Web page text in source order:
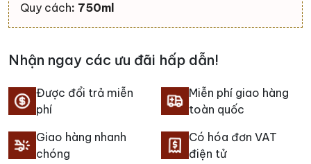
Quy cách: 750ml
Nhận ngay các ưu đãi hấp dẫn!
Được đổi trả miễn
phí
Miễn phí giao hàng
toàn quốc
Giao hàng nhanh
chóng
Có hóa đơn VAT
điện tử